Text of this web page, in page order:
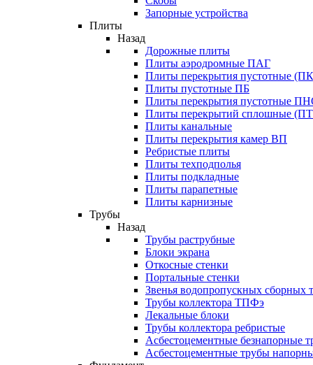
Запорные устройства
Плиты
Назад
Дорожные плиты
Плиты аэродромные ПАГ
Плиты перекрытия пустотные
Плиты пустотные ПБ
Плиты перекрытия пустотные
Плиты перекрытий сплошные
Плиты канальные
Плиты перекрытия камер ВП
Ребристые плиты
Плиты техподполья
Плиты подкладные
Плиты парапетные
Плиты карнизные
Трубы
Назад
Трубы раструбные
Блоки экрана
Откосные стенки
Портальные стенки
Звенья водопропускных сборных
Трубы коллектора ТПФэ
Лекальные блоки
Трубы коллектора ребристые
Асбестоцементные безнапорные
Асбестоцементные трубы